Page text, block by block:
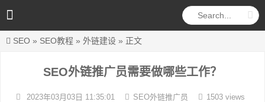
SEO » SEO教程 » 外链建设 » 正文
SEO外链推广员需要做哪些工作？
2023年03月03日 11:35:01 SEO外链推广员 1503 views